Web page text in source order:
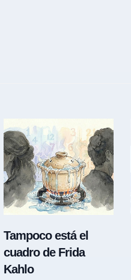
Tampoco está el
cuadro de Frida
Kahlo